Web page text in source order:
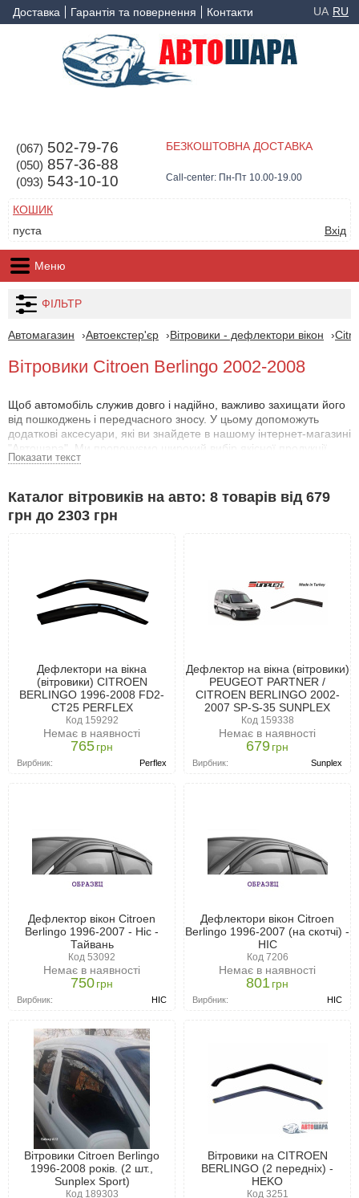
Доставка Гарантія та повернення Контакти UA RU
(067) 502-79-76
(050) 857-36-88
(093) 543-10-10
БЕЗКОШТОВНА ДОСТАВКА
Call-center: Пн-Пт 10.00-19.00
КОШИК
пуста
Вхід
Меню
ФІЛЬТР
Автомагазин Автоекстер'єр Вітровики - дефлектори вікон
Вітровики Citroen Berlingo 2002-2008
Щоб автомобіль служив довго і надійно, важливо захищати його
від пошкоджень і передчасного зносу. У цьому допоможуть
додаткові аксесуари, які ви знайдете в нашому інтернет-магазині
"Автошара". Ми пропонуємо широкий вибір якісної продукції,
щоб задовольнити потреби кожного автовласника.
Зокрема, у нас ви можете придбати вітровики для Ситроен
Берлинго 2002-2008 . Ці аксесуари розроблені спеціально для
даної моделі, що гарантує повну відповідність розмірів і
Для виробництва дефлекторів використані високоякісні
матеріали та сучасні технології. Це робить аксесуари
довговічними, даючи змогу їм зберігати свої властивості та
зовнішній вигляд упродовж багатьох років.
Показати текст
Каталог вітровиків на авто: 8 товарів від 679
грн до 2303 грн
Дефлектори на вікна
(вітровики) CITROEN
BERLINGO 1996-2008 FD2-
CT25 PERFLEX
Код 159292
Немає в наявності
765грн
Вирбник: Perflex
Дефлектор на вікна (вітровики)
PEUGEOT PARTNER /
CITROEN BERLINGO 2002-
2007 SP-S-35 SUNPLEX
Код 159338
Немає в наявності
679грн
Вирбник: Sunplex
Дефлектор вікон Citroen
Berlingo 1996-2007 - Hic -
Тайвань
Код 53092
Немає в наявності
750грн
Вирбник: HIC
Дефлектори вікон Citroen
Berlingo 1996-2007 (на скотчі) -
HIC
Код 7206
Немає в наявності
801грн
Вирбник: HIC
Вітровики Citroen Berlingo
1996-2008 років. (2 шт.,
Sunplex Sport)
Код 189303
Вітровики на CITROEN
BERLINGO (2 передніх) -
HEKO
Код 3251